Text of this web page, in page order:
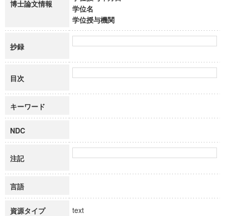
博士論文情報
学位名
学位授与機関
抄録
目次
キーワード
NDC
注記
言語
資源タイプ text